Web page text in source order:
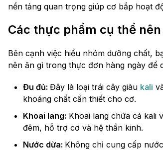
nền tảng quan trọng giúp cơ bắp hoạt
Các thực phẩm cụ thể
Bên cạnh việc hiểu nhóm dưỡng chất,
nên ăn gì trong thực đơn hàng ngày để
Đu đủ: Đây là loại trái cây giàu kali
khoáng chất cần thiết cho cơ.
Khoai lang: Khoai lang chứa cả kali
đêm, hỗ trợ cơ và hệ thần kinh.
Nước dừa: Không chỉ cung cấp